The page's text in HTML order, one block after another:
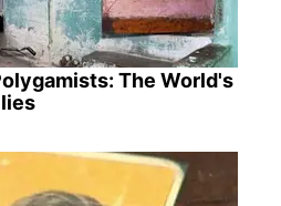
The World's